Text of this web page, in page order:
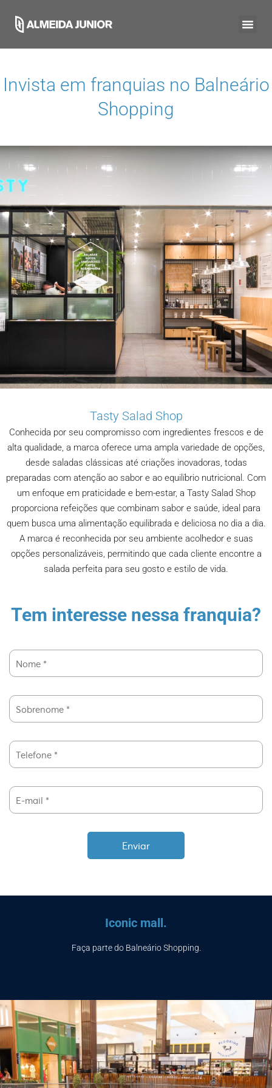
Invista em franquias no Balneário
Shopping
Tasty Salad Shop
Conhecida por seu compromisso com ingredientes frescos e de
alta qualidade, a marca oferece uma ampla variedade de opções,
desde saladas clássicas até criações inovadoras, todas
preparadas com atenção ao sabor e ao equilíbrio nutricional. Com
um enfoque em praticidade e bem-estar, a Tasty Salad Shop
proporciona refeições que combinam sabor e saúde, ideal para
quem busca uma alimentação equilibrada e deliciosa no dia a dia.
A marca é reconhecida por seu ambiente acolhedor e suas
opções personalizáveis, permitindo que cada cliente encontre a
salada perfeita para seu gosto e estilo de vida.
Tem interesse nessa franquia?
Iconic mall.
Faça parte do Balneário Shopping.